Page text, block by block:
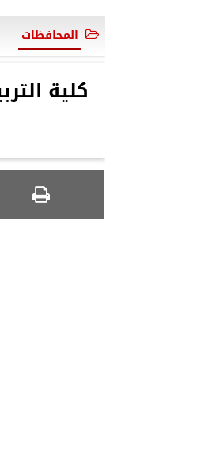
المحافظات
كلية